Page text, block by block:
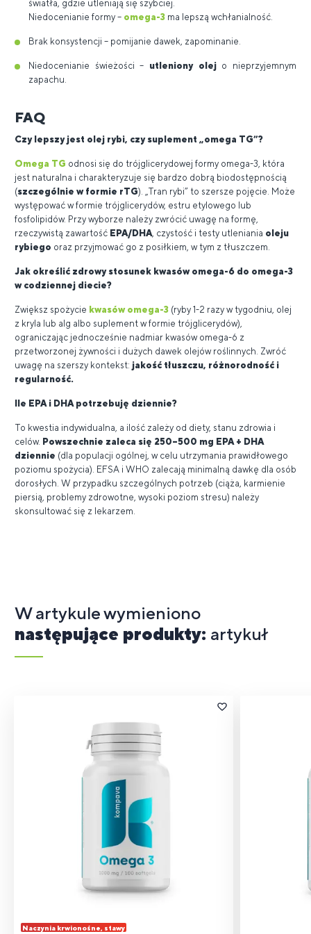
światła, gdzie utleniają się szybciej.
Niedocenianie formy – omega-3 ma lepszą wchłanialność.
Brak konsystencji – pomijanie dawek, zapominanie.
Niedocenianie świeżości – utleniony olej o nieprzyjemnym
zapachu.
FAQ
Czy lepszy jest olej rybi, czy suplement „omega TG”?
Omega TG odnosi się do trójglicerydowej formy omega-3, która
jest naturalna i charakteryzuje się bardzo dobrą biodostępnością
(szczególnie w formie rTG). „Tran rybi” to szersze pojęcie. Może
występować w formie trójglicerydów, estru etylowego lub
fosfolipidów. Przy wyborze należy zwrócić uwagę na formę,
rzeczywistą zawartość EPA/DHA, czystość i testy utleniania oleju
rybiego oraz przyjmować go z posiłkiem, w tym z tłuszczem.
Jak określić zdrowy stosunek kwasów omega-6 do omega-3
w codziennej diecie?
Zwiększ spożycie kwasów omega-3 (ryby 1-2 razy w tygodniu, olej
z kryla lub alg albo suplement w formie trójglicerydów),
ograniczając jednocześnie nadmiar kwasów omega-6 z
przetworzonej żywności i dużych dawek olejów roślinnych. Zwróć
uwagę na szerszy kontekst: jakość tłuszczu, różnorodność i
regularność.
Ile EPA i DHA potrzebuję dziennie?
To kwestia indywidualna, a ilość zależy od diety, stanu zdrowia i
celów. Powszechnie zaleca się 250–500 mg EPA + DHA
dziennie (dla populacji ogólnej, w celu utrzymania prawidłowego
poziomu spożycia). EFSA i WHO zalecają minimalną dawkę dla osób
dorosłych. W przypadku szczególnych potrzeb (ciąża, karmienie
piersią, problemy zdrowotne, wysoki poziom stresu) należy
skonsultować się z lekarzem.
W artykule wymieniono
następujące produkty: artykuł
Naczynia krwionośne, stawy